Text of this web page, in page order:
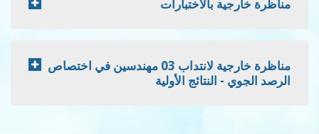
بالاختبارات
مناظرة خارجية لانتداب 03 مهندسين في اختصاص
الأولية